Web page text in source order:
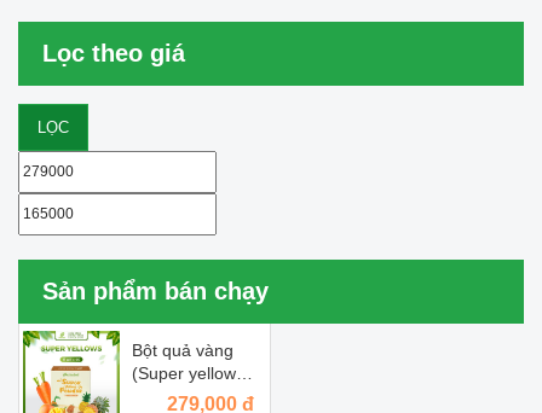
Lọc theo giá
LỌC
Sản phẩm bán chạy
Bột quả vàng
(Super yellows
powder)279,000 đ